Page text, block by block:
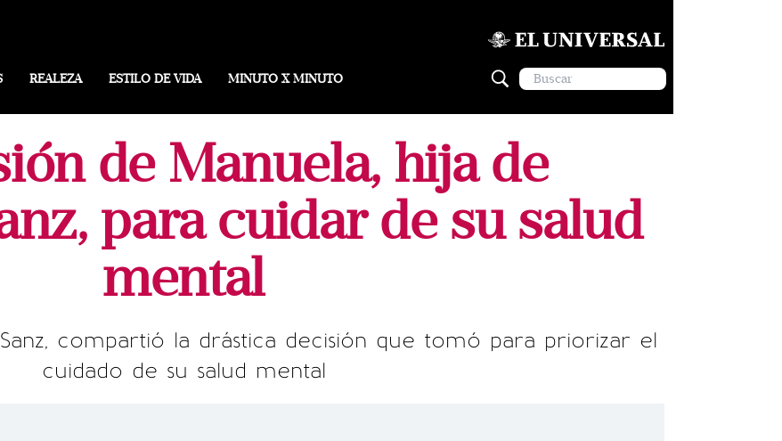
REALEZA ESTILO DE VIDA MINUTO X MINUTO
de Manuela, hija de
para cuidar de su salud
mental
compartió la drástica decisión que tomó para priorizar el
cuidado de su salud mental